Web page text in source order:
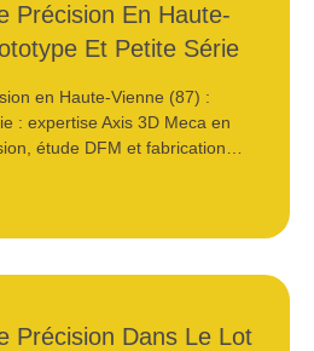
Précision En Haute-
Et Petite Série
en Haute-Vienne (87) :
: expertise Axis 3D Meca en
étude DFM et fabrication…
Précision Dans Le Lot